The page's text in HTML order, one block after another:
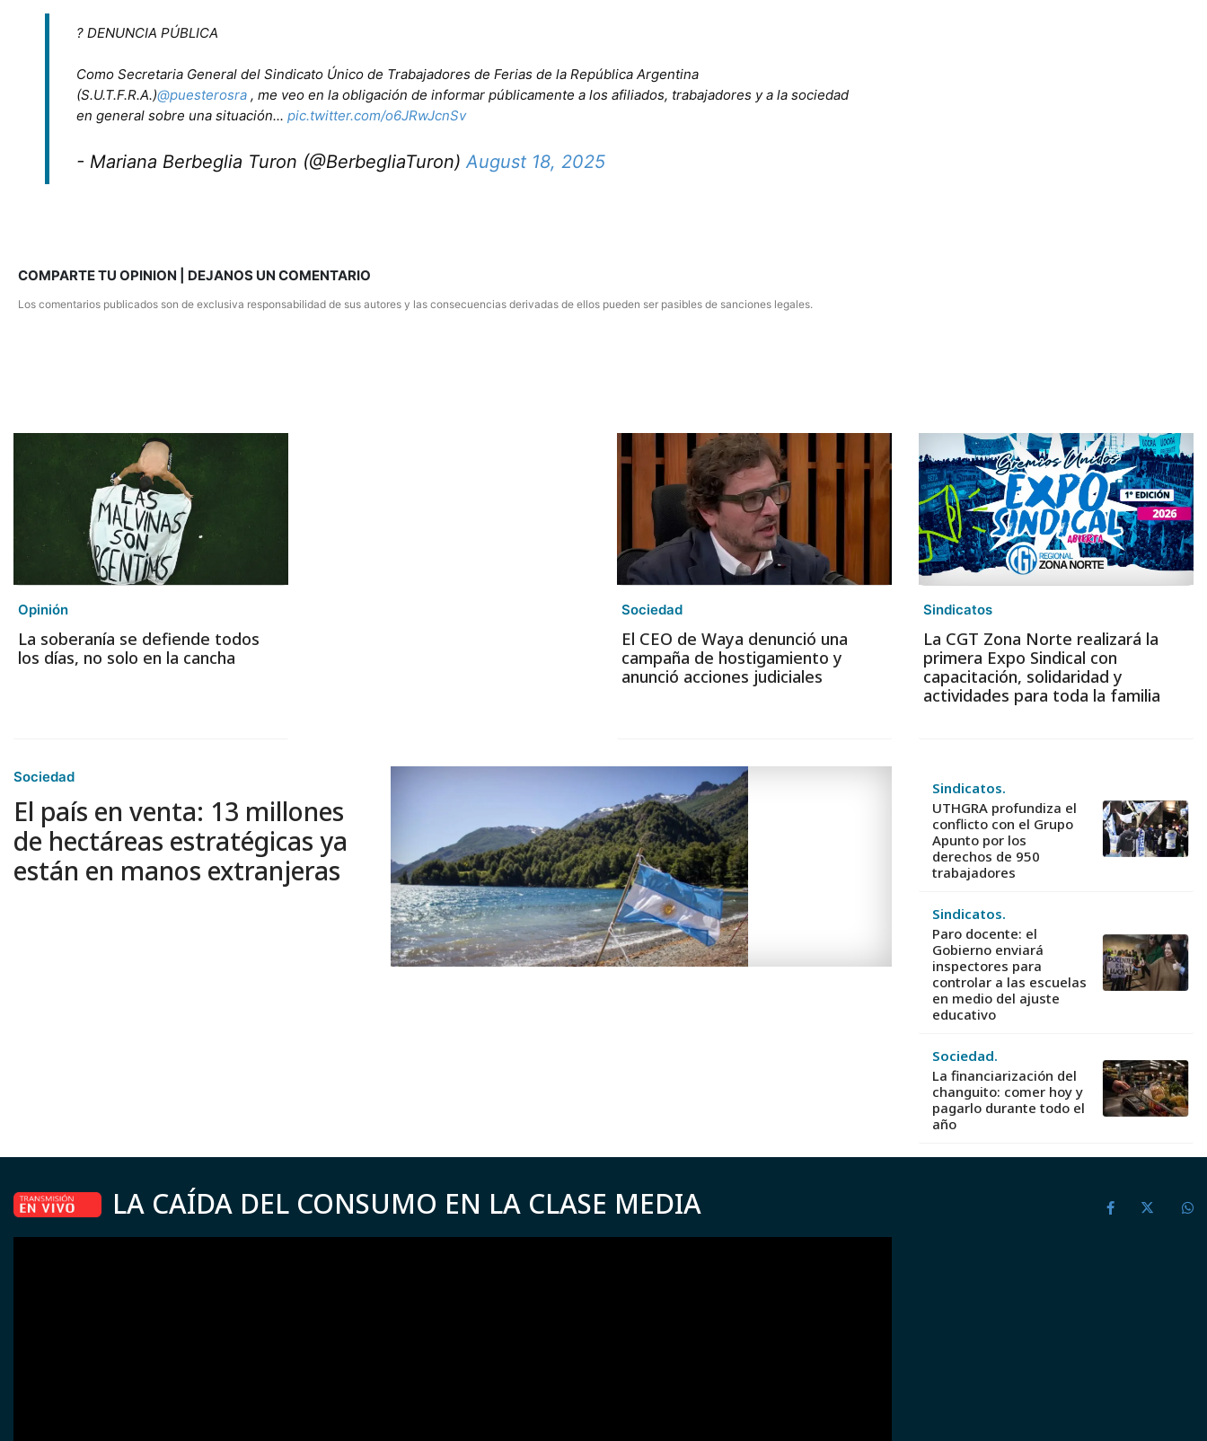
? DENUNCIA PÚBLICA
Como Secretaria General del Sindicato Único de Trabajadores de Ferias de la República Argentina
(S.U.T.F.R.A.)@puesterosra , me veo en la obligación de informar públicamente a los afiliados, trabajadores y a la sociedad
en general sobre una situación... pic.twitter.com/o6JRwJcnSv
- Mariana Berbeglia Turon (@BerbegliaTuron)August 18, 2025
COMPARTE TU OPINION | DEJANOS UN COMENTARIO
Los comentarios publicados son de exclusiva responsabilidad de sus autores y las consecuencias derivadas de ellos pueden ser pasibles de sanciones legales.
Opinión
La soberanía se defiende todos
los días, no solo en la cancha
Sociedad
El CEO de Waya denunció una
campaña de hostigamiento y
anunció acciones judiciales
Sindicatos
La CGT Zona Norte realizará la
primera Expo Sindical con
capacitación, solidaridad y
actividades para toda la familia
Sociedad
El país en venta: 13 millones
de hectáreas estratégicas ya
están en manos extranjeras
Sindicatos.
UTHGRA profundiza el
conflicto con el Grupo
Apunto por los
derechos de 950
trabajadores
Sindicatos.
Paro docente: el
Gobierno enviará
inspectores para
controlar a las escuelas
en medio del ajuste
educativo
Sociedad.
La financiarización del
changuito: comer hoy y
pagarlo durante todo el
año
LA CAÍDA DEL CONSUMO EN LA CLASE MEDIA